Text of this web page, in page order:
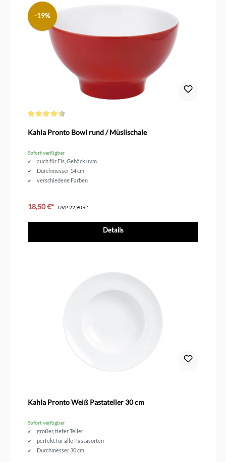
-19%
Kahla Pronto Bowl rund / Müslischale
Sofort verfügbar
auch für Eis, Gebäck uvm.
Durchmesser 14 cm
verschiedene Farben
18,50 €* UVP22,90 €*
Details
Kahla Pronto Weiß Pastateller 30 cm
Sofort verfügbar
großer, tiefer Teller
perfekt für alle Pastasorten
Durchmesser 30 cm